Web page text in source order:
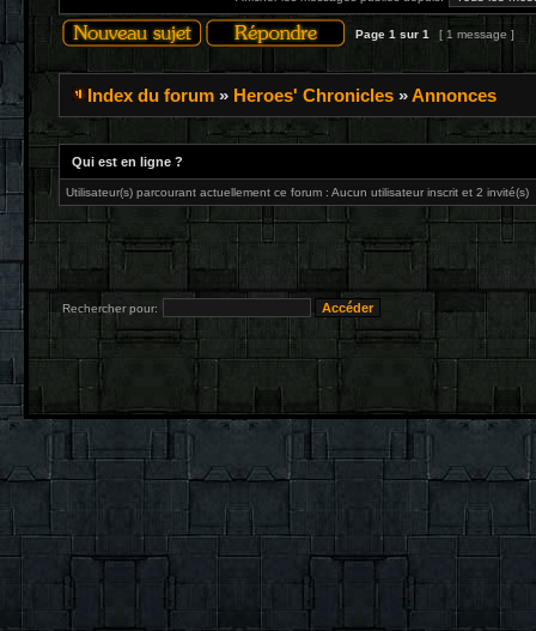
Page 1 sur 1 [ 1 message ]
Index du forum » Heroes' Chronicles »Annonces
Qui est en ligne ?
Utilisateur(s) parcourant actuellement ce forum : Aucun utilisateur inscrit et 2 invité(s)
Rechercher pour: